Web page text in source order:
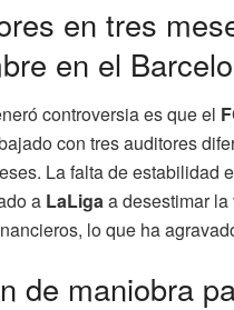
en tres
en el
controversia es que el
con tres auditores
La falta de estabilidad
a LaLiga a desestimar
lo que ha
de maniobra